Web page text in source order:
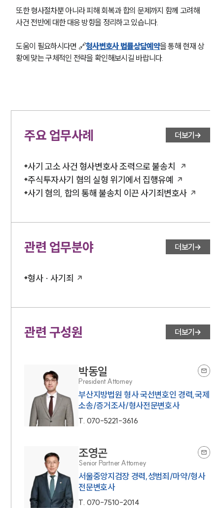
또한 형사절차뿐 아니라 피해 회복과 합의 문제까지 함께 고려해
사건 전반에 대한 대응 방향을 정리하고 있습니다.
도움이 필요하시다면 🔗형사변호사 법률상담예약을 통해 현재 상
황에 맞는 구체적인 전략을 확인해보시길 바랍니다.
주요 업무사례 더보기
사기 고소 사건 형사변호사 조력으로 불송치
주식투자사기 혐의 실형 위기에서 집행유예
사기 혐의, 합의 통해 불송치 이끈 사기죄변호사
관련 업무분야 더보기
형사 · 사기죄
관련 구성원 더보기
박동일
President Attorney
부산지방법원 형사 국선변호인 경력,국제
소송/증거조사/형사전문변호사
T. 070-5221-3616
조영곤
Senior Partner Attorney
서울중앙지검장 경력,성범죄/마약/형사
전문변호사
T. 070-7510-2014